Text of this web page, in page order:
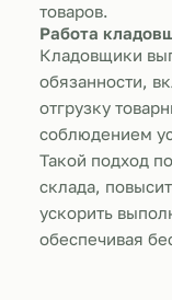
товаров.
Работа
Кладовщики
обязанности,
отгрузку
соблюдением
Такой подход
склада,
ускорить
обеспечивая